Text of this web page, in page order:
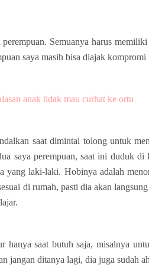
Semuanya harus
saya masih bisa diajak
anak tidak mau curhat ke ortu
saat dimintai tolong untuk
saya perempuan, saat ini duduk
laki-laki. Hobinya adalah
di rumah, pasti dia akan
hanya saat butuh saja, misalnya
jangan ditanya lagi, dia juga sudah